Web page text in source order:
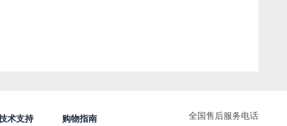
术支持 购物指南 全国售后服务电话